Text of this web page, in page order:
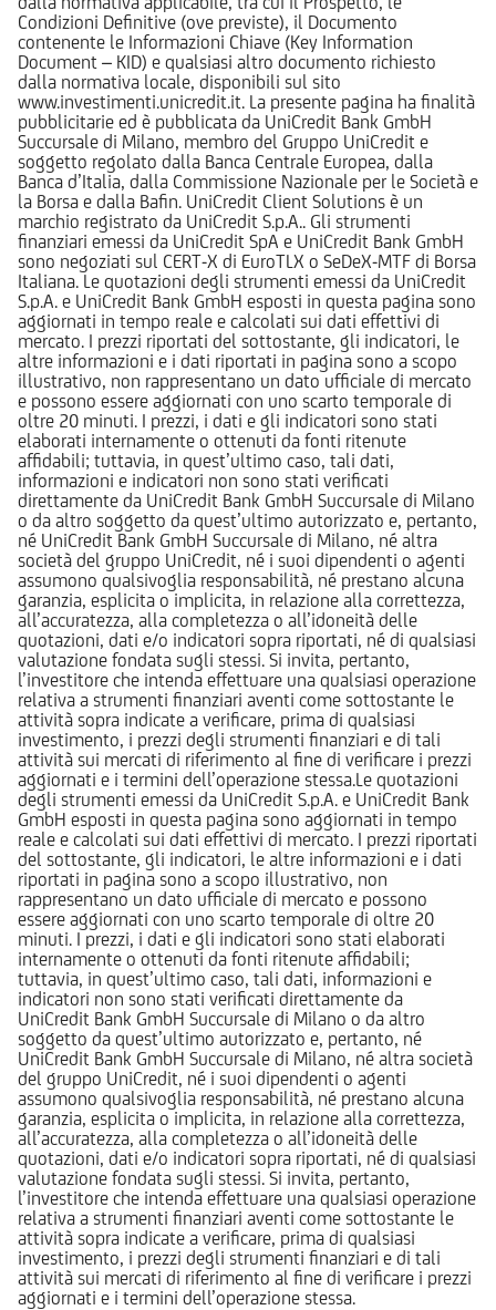
Condizioni Definitive (ove previste), il Documento
contenente le Informazioni Chiave (Key Information
Document – KID) e qualsiasi altro documento richiesto
dalla normativa locale, disponibili sul sito
www.investimenti.unicredit.it. La presente pagina ha finalità
pubblicitarie ed è pubblicata da UniCredit Bank GmbH
Succursale di Milano, membro del Gruppo UniCredit e
soggetto regolato dalla Banca Centrale Europea, dalla
Banca d’Italia, dalla Commissione Nazionale per le Società e
la Borsa e dalla Bafin. UniCredit Client Solutions è un
marchio registrato da UniCredit S.p.A.. Gli strumenti
finanziari emessi da UniCredit SpA e UniCredit Bank GmbH
sono negoziati sul CERT-X di EuroTLX o SeDeX-MTF di Borsa
Italiana. Le quotazioni degli strumenti emessi da UniCredit
S.p.A. e UniCredit Bank GmbH esposti in questa pagina sono
aggiornati in tempo reale e calcolati sui dati effettivi di
mercato. I prezzi riportati del sottostante, gli indicatori, le
altre informazioni e i dati riportati in pagina sono a scopo
illustrativo, non rappresentano un dato ufficiale di mercato
e possono essere aggiornati con uno scarto temporale di
oltre 20 minuti. I prezzi, i dati e gli indicatori sono stati
elaborati internamente o ottenuti da fonti ritenute
affidabili; tuttavia, in quest’ultimo caso, tali dati,
informazioni e indicatori non sono stati verificati
direttamente da UniCredit Bank GmbH Succursale di Milano
o da altro soggetto da quest’ultimo autorizzato e, pertanto,
né UniCredit Bank GmbH Succursale di Milano, né altra
società del gruppo UniCredit, né i suoi dipendenti o agenti
assumono qualsivoglia responsabilità, né prestano alcuna
garanzia, esplicita o implicita, in relazione alla correttezza,
all’accuratezza, alla completezza o all’idoneità delle
quotazioni, dati e/o indicatori sopra riportati, né di qualsiasi
valutazione fondata sugli stessi. Si invita, pertanto,
l’investitore che intenda effettuare una qualsiasi operazione
relativa a strumenti finanziari aventi come sottostante le
attività sopra indicate a verificare, prima di qualsiasi
investimento, i prezzi degli strumenti finanziari e di tali
attività sui mercati di riferimento al fine di verificare i prezzi
aggiornati e i termini dell’operazione stessa.Le quotazioni
degli strumenti emessi da UniCredit S.p.A. e UniCredit Bank
GmbH esposti in questa pagina sono aggiornati in tempo
reale e calcolati sui dati effettivi di mercato. I prezzi riportati
del sottostante, gli indicatori, le altre informazioni e i dati
riportati in pagina sono a scopo illustrativo, non
rappresentano un dato ufficiale di mercato e possono
essere aggiornati con uno scarto temporale di oltre 20
minuti. I prezzi, i dati e gli indicatori sono stati elaborati
internamente o ottenuti da fonti ritenute affidabili;
tuttavia, in quest’ultimo caso, tali dati, informazioni e
indicatori non sono stati verificati direttamente da
UniCredit Bank GmbH Succursale di Milano o da altro
soggetto da quest’ultimo autorizzato e, pertanto, né
UniCredit Bank GmbH Succursale di Milano, né altra società
del gruppo UniCredit, né i suoi dipendenti o agenti
assumono qualsivoglia responsabilità, né prestano alcuna
garanzia, esplicita o implicita, in relazione alla correttezza,
all’accuratezza, alla completezza o all’idoneità delle
quotazioni, dati e/o indicatori sopra riportati, né di qualsiasi
valutazione fondata sugli stessi. Si invita, pertanto,
l’investitore che intenda effettuare una qualsiasi operazione
relativa a strumenti finanziari aventi come sottostante le
attività sopra indicate a verificare, prima di qualsiasi
investimento, i prezzi degli strumenti finanziari e di tali
attività sui mercati di riferimento al fine di verificare i prezzi
aggiornati e i termini dell’operazione stessa.